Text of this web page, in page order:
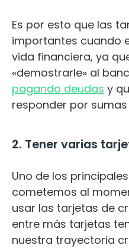
Es por esto que las
importantes cuando
vida financiera, ya
«demostrarle» al
pagando deudas y
responder por
2. Tener varias
Uno de los
cometemos al
usar las tarjetas de
entre más tarjetas
nuestra trayectoria